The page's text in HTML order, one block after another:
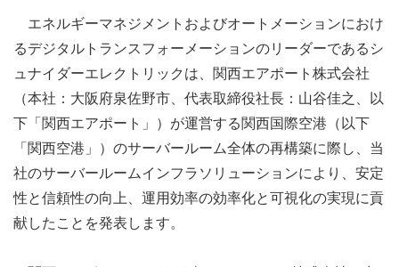
エネルギーマネジメントおよびオートメーションにおけ
るデジタルトランスフォーメーションのリーダーであるシ
ュナイダーエレクトリックは、関西エアポート株式会社
（本社：大阪府泉佐野市、代表取締役社長：山谷佳之、以
下「関西エアポート」）が運営する関西国際空港（以下
「関西空港」）のサーバールーム全体の再構築に際し、当
社のサーバールームインフラソリューションにより、安定
性と信頼性の向上、運用効率の効率化と可視化の実現に貢
献したことを発表します。